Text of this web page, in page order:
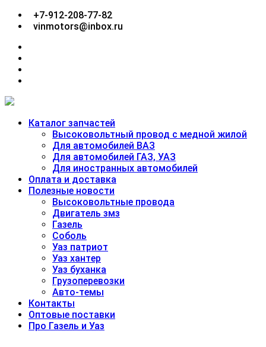
Перейти+7-912-208-77-82
vinmotors@inbox.ru
Каталог запчастей
Высоковольтный провод с медной жилой
Для автомобилей ВАЗ
Для автомобилей ГАЗ, УАЗ
Для иностранных автомобилей
Оплата и доставка
Полезные новости
Высоковольтные провода
Двигатель змз
Газель
Соболь
Уаз патриот
Уаз хантер
Уаз буханка
Грузоперевозки
Авто-темы
Контакты
Оптовые поставки
Про Газель и Уаз